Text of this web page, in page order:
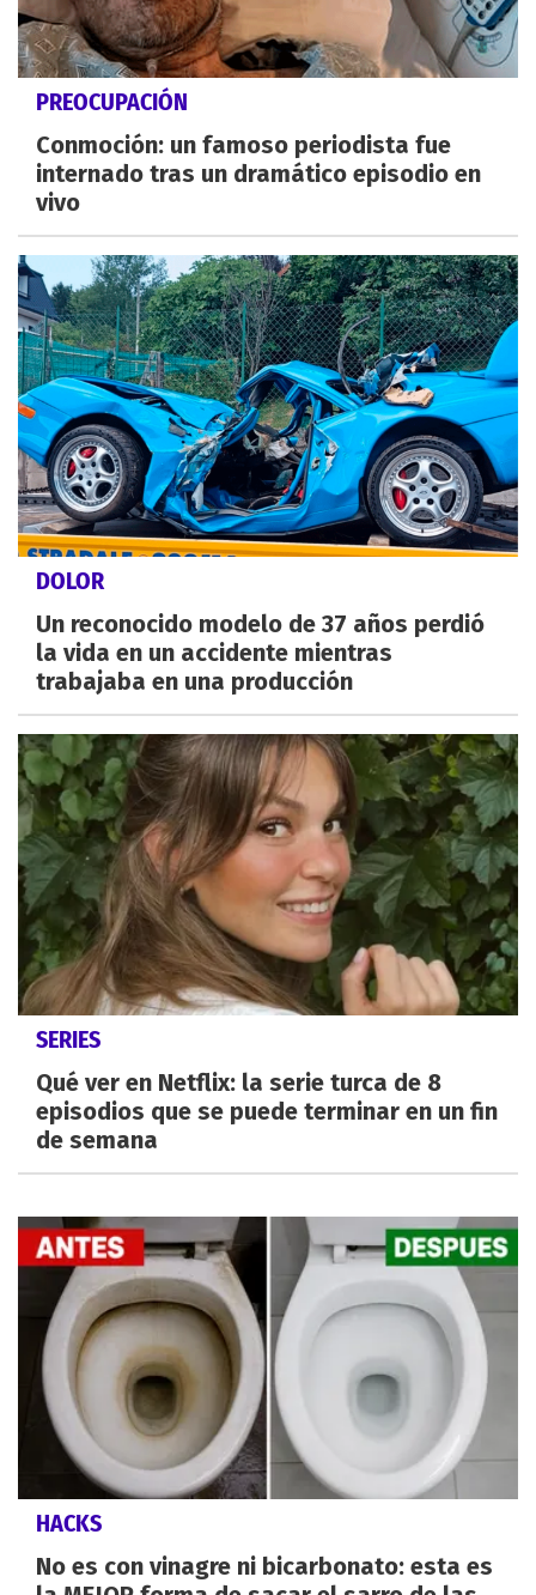
PREOCUPACIÓN
Conmoción: un famoso periodista fue
internado tras un dramático episodio en
vivo
DOLOR
Un reconocido modelo de 37 años perdió
la vida en un accidente mientras
trabajaba en una producción
SERIES
Qué ver en Netflix: la serie turca de 8
episodios que se puede terminar en un fin
de semana
HACKS
No es con vinagre ni bicarbonato: esta es